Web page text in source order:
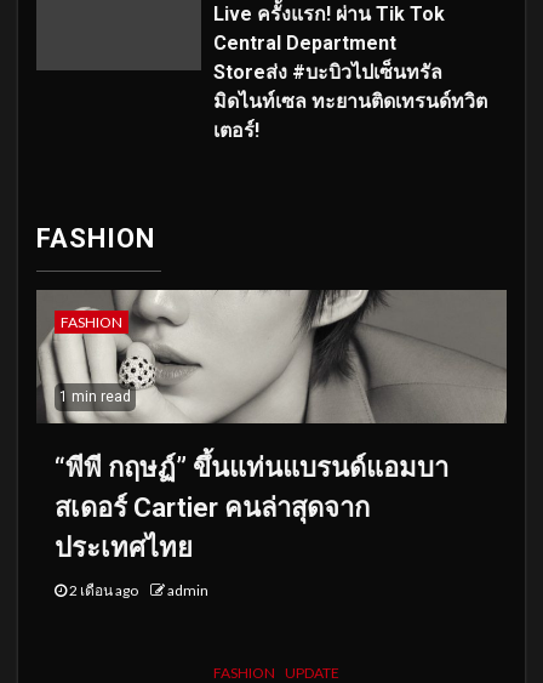
Live ครั้งแรก! ผ่าน Tik Tok
Central Department
Storeส่ง #บะบิวไปเซ็นทรัล
มิดไนท์เซล ทะยานติดเทรนด์ทวิต
เตอร์!
FASHION
FASHION
1 min read
“พีพี กฤษฏ์” ขึ้นแท่นแบรนด์แอมบา
สเดอร์ Cartier คนล่าสุดจาก
ประเทศไทย
2 เดือน ago admin
FASHION UPDATE